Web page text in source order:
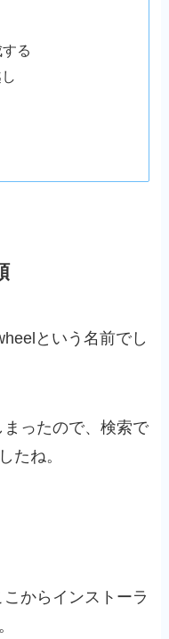
る
という名前でし
ったので、検索で
たね。
からインストーラ